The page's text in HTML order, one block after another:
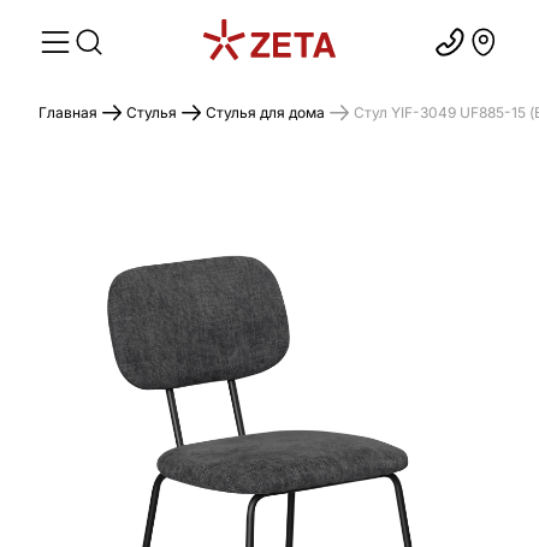
Главная Стулья Стулья для дома Стул YIF-3049 UF885-15